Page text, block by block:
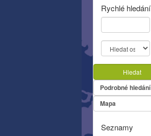
Rychlé hledání
Hledat
Podrobné hledání
Mapa
Seznamy